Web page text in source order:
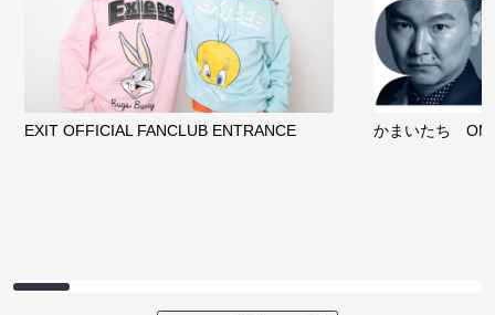
EXIT OFFICIAL FANCLUB ENTRANCE かまいたち